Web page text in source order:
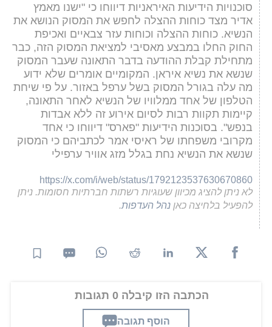
סוכנויות הידיעות האיראניות דיווחו כי "ישנו מאמץ
אדיר מצד כוחות ההצלה לחפש את המסוק הנושא את
הנשיא. כוחות ההצלה וכוחות עזר צבאיים ואכיפת
החוק החלו במבצע מאסיבי למציאת המסוק הזה, כבר
מתחילת קבלת ההודעה בדבר התאונה שעבר המסוק
שנשא את נשיא איראן. המקומיים אומרים שלא ידוע
מה עלה בגורל המסוק בשל ערפל באזור. על פי שיחת
הטלפון של אחד ממלוויו של הנשיא לאחר התאונה,
קיימות תקוות רבות לסיום אירוע זה ללא אבדות
בנפש". בסוכנות הידיעות "פארס" דיווחו כי אחד
מקרובי משפחתו של ראיסי אמר לכתביהם כי המסוק
שנשא את הנשיא נחת בגלל מזג אוויר ערפילי
https://x.com/i/web/status/1792123537630670860
לא ניתן להציג מכיוון שעוגיות רשתות חברתיות חסומות. ניתן
להפעיל בלחיצה כאן נהל העדפות.
הכתבה הזו קיבלה 0 תגובות
הוסף תגובה